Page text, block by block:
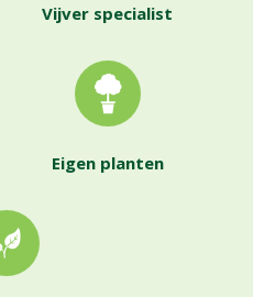
Vijver specialist
Eigen planten